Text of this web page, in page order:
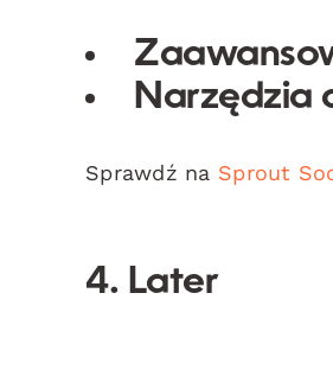
Narzędzia
Sprawdź na Sprout
4. Later